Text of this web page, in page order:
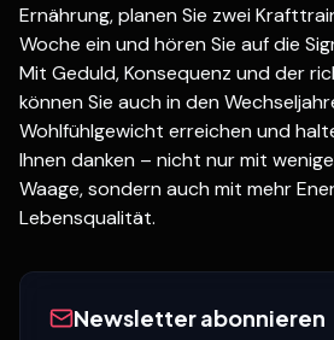
Ernährung, planen Sie zwei
Woche ein und hören Sie auf die
Mit Geduld, Konsequenz und der
können Sie auch in den
Wohlfühlgewicht erreichen und
Ihnen danken – nicht nur mit
Waage, sondern auch mit mehr
Lebensqualität.
Newsletter abonnieren